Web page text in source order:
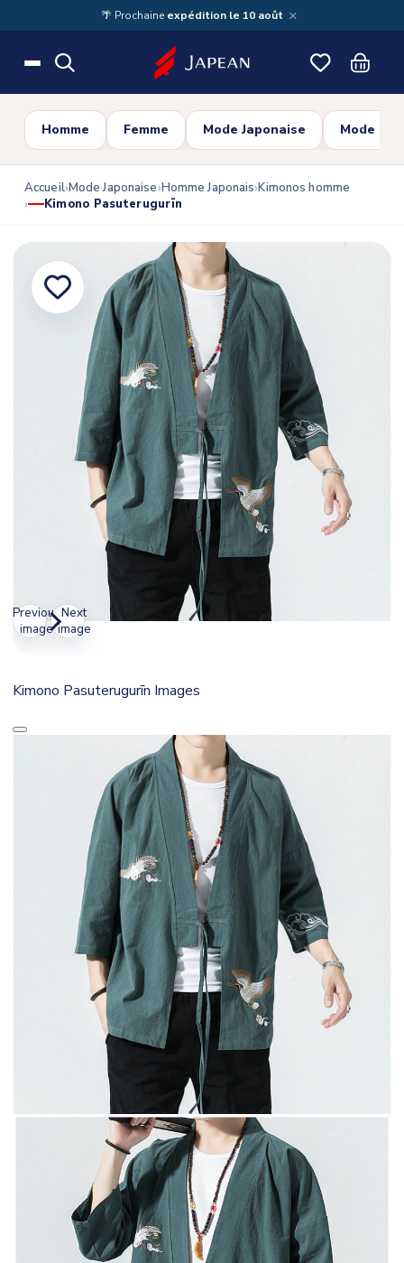
Skip to main content🌴 Prochaine expédition le 10 août ×
Homme Femme Mode Japonaise Mode
Accueil Mode Japonaise Homme Japonais Kimonos homme
Kimono Pasuterugurīn
Previous
image
Next
image
Kimono Pasuterugurīn Images